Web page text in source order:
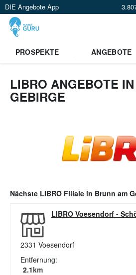
DIE Angebote App
PROSPEKTE
ANGEBOTE
LIBRO ANGEBOTE
GEBIRGE
Nächste LIBRO Filiale in Brunn am
LIBRO Voesendorf -
2331 Voesendorf
Entfernung:
2.1km